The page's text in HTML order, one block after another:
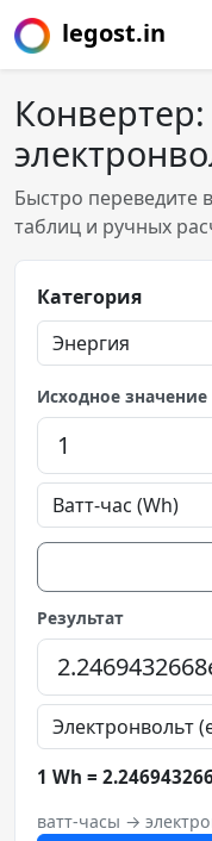
legost.in
Быстро переведите
таблиц и ручных
Категория
Исходное значение
Результат
1 Wh =
ватт-часы →